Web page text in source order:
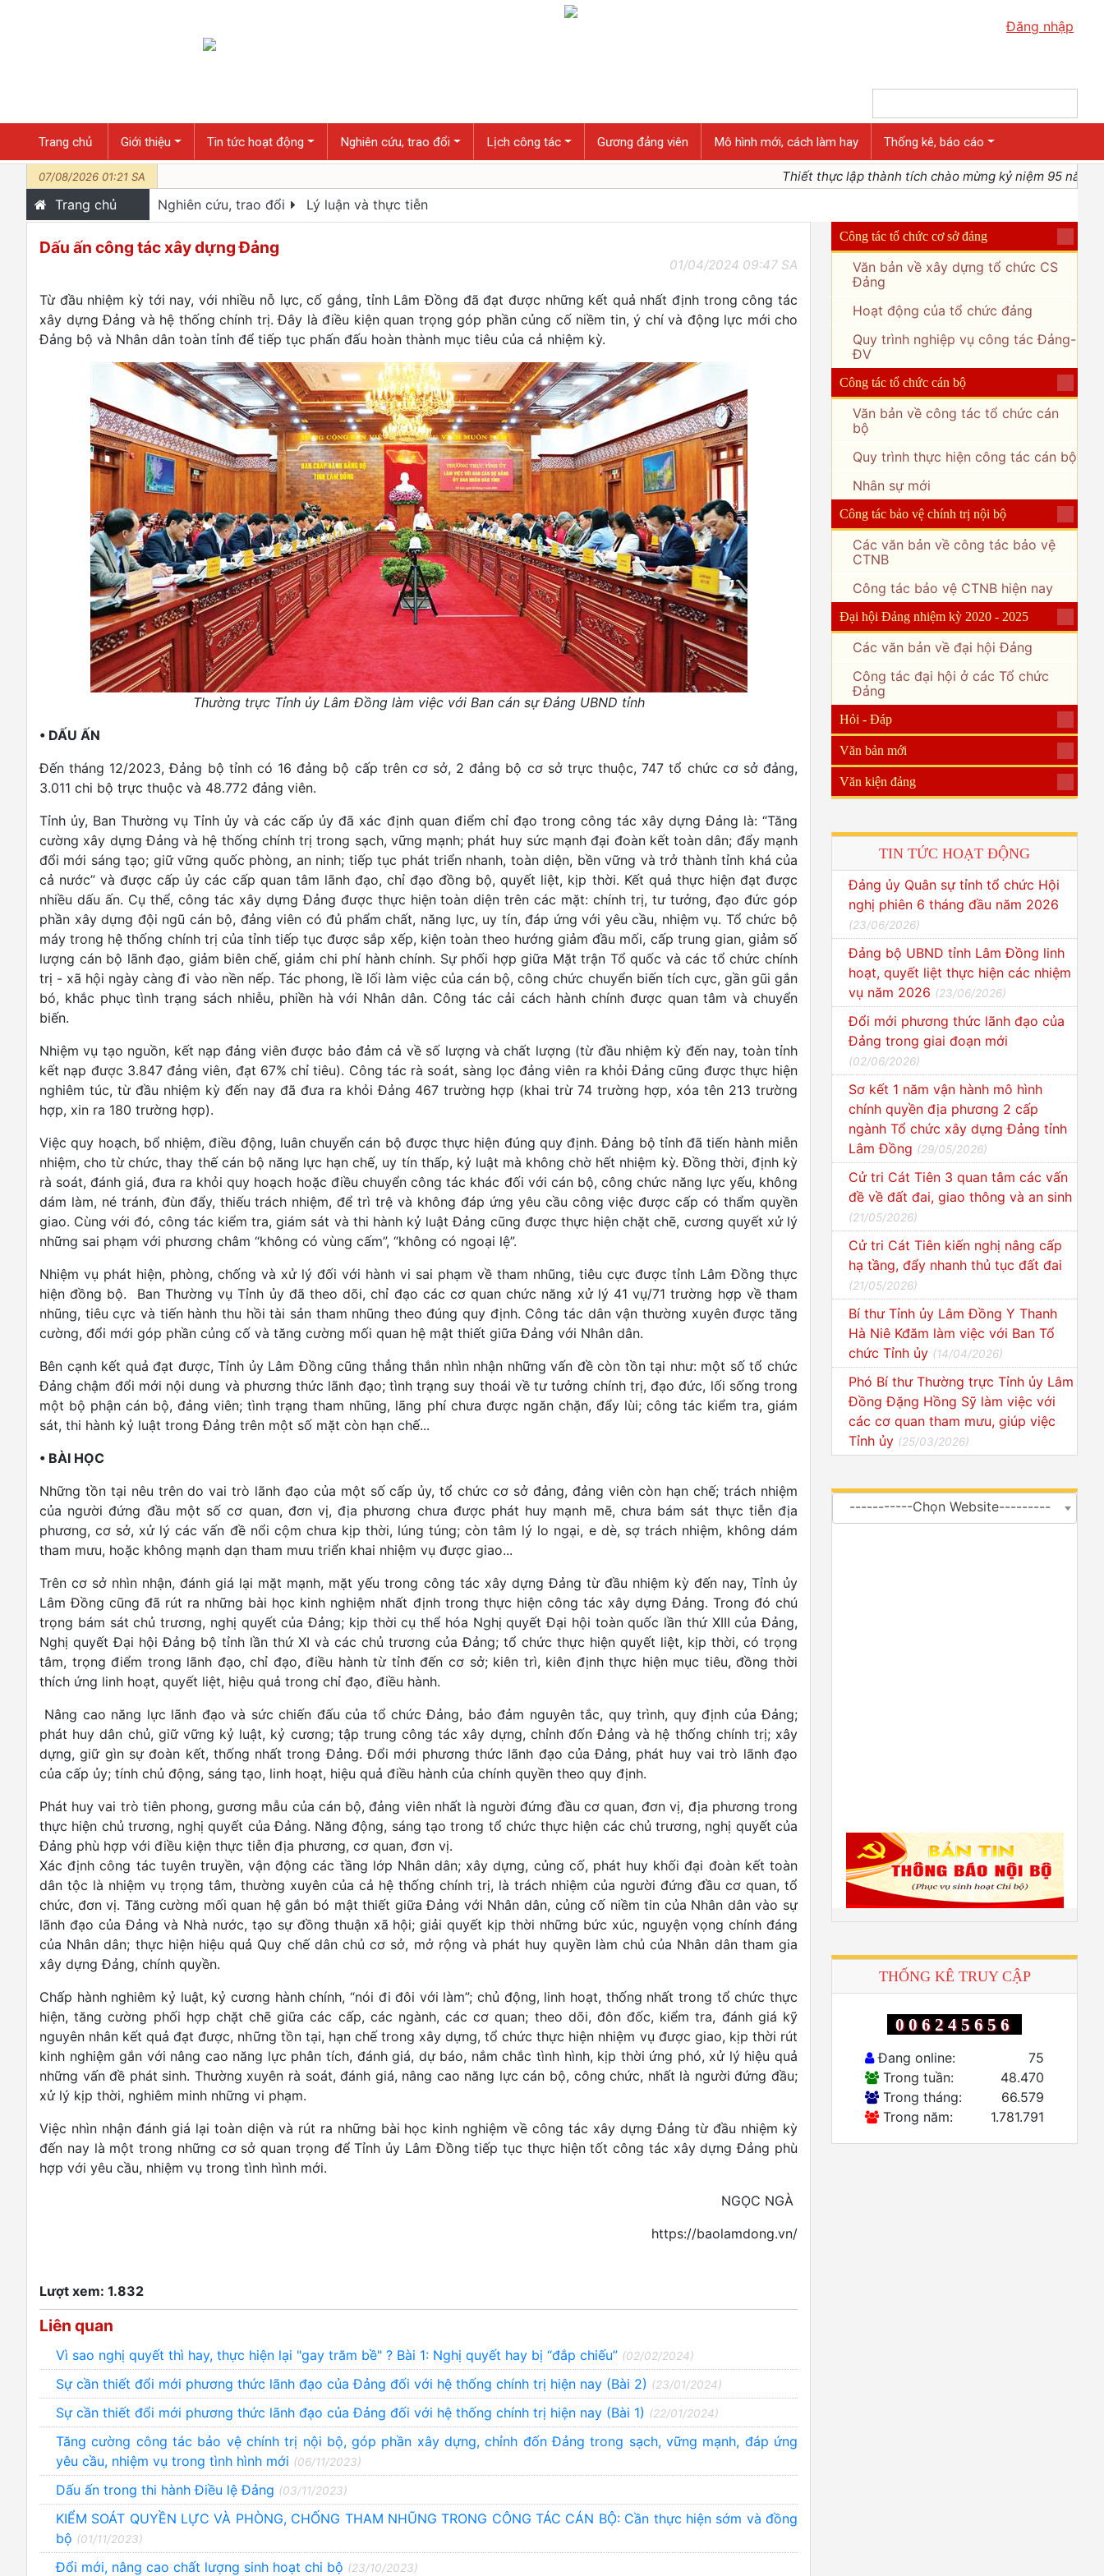
Đăng nhập
07/08/2026 01:21 SA
Trang chủ Giới thiệu Tin tức hoạt động Nghiên cứu, trao đổi Lịch công tác Gương đảng viên Mô hình mới, cách làm hay Thống kê, báo cáo
Thiết thực lập thành tích chào mừng kỷ niệm 95 năm
Trang chủ Nghiên cứu, trao đổi Lý luận và thực tiễn
Dấu ấn công tác xây dựng Đảng
01/04/2024 09:47 SA
Từ đầu nhiệm kỳ tới nay, với nhiều nỗ lực, cố gắng, tỉnh Lâm Đồng đã đạt được những kết quả nhất định trong công tác
xây dựng Đảng và hệ thống chính trị. Đây là điều kiện quan trọng góp phần củng cố niềm tin, ý chí và động lực mới cho
Đảng bộ và Nhân dân toàn tỉnh để tiếp tục phấn đấu hoàn thành mục tiêu của cả nhiệm kỳ.
Thường trực Tỉnh ủy Lâm Đồng làm việc với Ban cán sự Đảng UBND tỉnh
• DẤU ẤN
Đến tháng 12/2023, Đảng bộ tỉnh có 16 đảng bộ cấp trên cơ sở, 2 đảng bộ cơ sở trực thuộc, 747 tổ chức cơ sở đảng,
3.011 chi bộ trực thuộc và 48.772 đảng viên.
Tỉnh ủy, Ban Thường vụ Tỉnh ủy và các cấp ủy đã xác định quan điểm chỉ đạo trong công tác xây dựng Đảng là: “Tăng
cường xây dựng Đảng và hệ thống chính trị trong sạch, vững mạnh; phát huy sức mạnh đại đoàn kết toàn dân; đẩy mạnh
đổi mới sáng tạo; giữ vững quốc phòng, an ninh; tiếp tục phát triển nhanh, toàn diện, bền vững và trở thành tỉnh khá của
cả nước” và được cấp ủy các cấp quan tâm lãnh đạo, chỉ đạo đồng bộ, quyết liệt, kịp thời. Kết quả thực hiện đạt được
nhiều dấu ấn. Cụ thể, công tác xây dựng Đảng được thực hiện toàn diện trên các mặt: chính trị, tư tưởng, đạo đức góp
phần xây dựng đội ngũ cán bộ, đảng viên có đủ phẩm chất, năng lực, uy tín, đáp ứng với yêu cầu, nhiệm vụ. Tổ chức bộ
máy trong hệ thống chính trị của tỉnh tiếp tục được sắp xếp, kiện toàn theo hướng giảm đầu mối, cấp trung gian, giảm số
lượng cán bộ lãnh đạo, giảm biên chế, giảm chi phí hành chính. Sự phối hợp giữa Mặt trận Tổ quốc và các tổ chức chính
trị - xã hội ngày càng đi vào nền nếp. Tác phong, lề lối làm việc của cán bộ, công chức chuyển biến tích cực, gần gũi gắn
bó, khắc phục tình trạng sách nhiễu, phiền hà với Nhân dân. Công tác cải cách hành chính được quan tâm và chuyển
biến.
Nhiệm vụ tạo nguồn, kết nạp đảng viên được bảo đảm cả về số lượng và chất lượng (từ đầu nhiệm kỳ đến nay, toàn tỉnh
kết nạp được 3.847 đảng viên, đạt 67% chỉ tiêu). Công tác rà soát, sàng lọc đảng viên ra khỏi Đảng cũng được thực hiện
nghiêm túc, từ đầu nhiệm kỳ đến nay đã đưa ra khỏi Đảng 467 trường hợp (khai trừ 74 trường hợp, xóa tên 213 trường
hợp, xin ra 180 trường hợp).
Việc quy hoạch, bổ nhiệm, điều động, luân chuyển cán bộ được thực hiện đúng quy định. Đảng bộ tỉnh đã tiến hành miễn
nhiệm, cho từ chức, thay thế cán bộ năng lực hạn chế, uy tín thấp, kỷ luật mà không chờ hết nhiệm kỳ. Đồng thời, định kỳ
rà soát, đánh giá, đưa ra khỏi quy hoạch hoặc điều chuyển công tác khác đối với cán bộ, công chức năng lực yếu, không
dám làm, né tránh, đùn đẩy, thiếu trách nhiệm, để trì trệ và không đáp ứng yêu cầu công việc được cấp có thẩm quyền
giao. Cùng với đó, công tác kiểm tra, giám sát và thi hành kỷ luật Đảng cũng được thực hiện chặt chẽ, cương quyết xử lý
những sai phạm với phương châm “không có vùng cấm”, “không có ngoại lệ”.
Nhiệm vụ phát hiện, phòng, chống và xử lý đối với hành vi sai phạm về tham nhũng, tiêu cực được tỉnh Lâm Đồng thực
hiện đồng bộ. Ban Thường vụ Tỉnh ủy đã theo dõi, chỉ đạo các cơ quan chức năng xử lý 41 vụ/71 trường hợp về tham
nhũng, tiêu cực và tiến hành thu hồi tài sản tham nhũng theo đúng quy định. Công tác dân vận thường xuyên được tăng
cường, đổi mới góp phần củng cố và tăng cường mối quan hệ mật thiết giữa Đảng với Nhân dân.
Bên cạnh kết quả đạt được, Tỉnh ủy Lâm Đồng cũng thẳng thắn nhìn nhận những vấn đề còn tồn tại như: một số tổ chức
Đảng chậm đổi mới nội dung và phương thức lãnh đạo; tình trạng suy thoái về tư tưởng chính trị, đạo đức, lối sống trong
một bộ phận cán bộ, đảng viên; tình trạng tham nhũng, lãng phí chưa được ngăn chặn, đẩy lùi; công tác kiểm tra, giám
sát, thi hành kỷ luật trong Đảng trên một số mặt còn hạn chế...
• BÀI HỌC
Những tồn tại nêu trên do vai trò lãnh đạo của một số cấp ủy, tổ chức cơ sở đảng, đảng viên còn hạn chế; trách nhiệm
của người đứng đầu một số cơ quan, đơn vị, địa phương chưa được phát huy mạnh mẽ, chưa bám sát thực tiễn địa
phương, cơ sở, xử lý các vấn đề nổi cộm chưa kịp thời, lúng túng; còn tâm lý lo ngại, e dè, sợ trách nhiệm, không dám
tham mưu, hoặc không mạnh dạn tham mưu triển khai nhiệm vụ được giao...
Trên cơ sở nhìn nhận, đánh giá lại mặt mạnh, mặt yếu trong công tác xây dựng Đảng từ đầu nhiệm kỳ đến nay, Tỉnh ủy
Lâm Đồng cũng đã rút ra những bài học kinh nghiệm nhất định trong thực hiện công tác xây dựng Đảng. Trong đó chú
trọng bám sát chủ trương, nghị quyết của Đảng; kịp thời cụ thể hóa Nghị quyết Đại hội toàn quốc lần thứ XIII của Đảng,
Nghị quyết Đại hội Đảng bộ tỉnh lần thứ XI và các chủ trương của Đảng; tổ chức thực hiện quyết liệt, kịp thời, có trọng
tâm, trọng điểm trong lãnh đạo, chỉ đạo, điều hành từ tỉnh đến cơ sở; kiên trì, kiên định thực hiện mục tiêu, đồng thời
thích ứng linh hoạt, quyết liệt, hiệu quả trong chỉ đạo, điều hành.
Nâng cao năng lực lãnh đạo và sức chiến đấu của tổ chức Đảng, bảo đảm nguyên tắc, quy trình, quy định của Đảng;
phát huy dân chủ, giữ vững kỷ luật, kỷ cương; tập trung công tác xây dựng, chỉnh đốn Đảng và hệ thống chính trị; xây
dựng, giữ gìn sự đoàn kết, thống nhất trong Đảng. Đổi mới phương thức lãnh đạo của Đảng, phát huy vai trò lãnh đạo
của cấp ủy; tính chủ động, sáng tạo, linh hoạt, hiệu quả điều hành của chính quyền theo quy định.
Phát huy vai trò tiên phong, gương mẫu của cán bộ, đảng viên nhất là người đứng đầu cơ quan, đơn vị, địa phương trong
thực hiện chủ trương, nghị quyết của Đảng. Năng động, sáng tạo trong tổ chức thực hiện các chủ trương, nghị quyết của
Đảng phù hợp với điều kiện thực tiễn địa phương, cơ quan, đơn vị.
Xác định công tác tuyên truyền, vận động các tầng lớp Nhân dân; xây dựng, củng cố, phát huy khối đại đoàn kết toàn
dân tộc là nhiệm vụ trọng tâm, thường xuyên của cả hệ thống chính trị, là trách nhiệm của người đứng đầu cơ quan, tổ
chức, đơn vị. Tăng cường mối quan hệ gắn bó mật thiết giữa Đảng với Nhân dân, củng cố niềm tin của Nhân dân vào sự
lãnh đạo của Đảng và Nhà nước, tạo sự đồng thuận xã hội; giải quyết kịp thời những bức xúc, nguyện vọng chính đáng
của Nhân dân; thực hiện hiệu quả Quy chế dân chủ cơ sở, mở rộng và phát huy quyền làm chủ của Nhân dân tham gia
xây dựng Đảng, chính quyền.
Chấp hành nghiêm kỷ luật, kỷ cương hành chính, “nói đi đôi với làm”; chủ động, linh hoạt, thống nhất trong tổ chức thực
hiện, tăng cường phối hợp chặt chẽ giữa các cấp, các ngành, các cơ quan; theo dõi, đôn đốc, kiểm tra, đánh giá kỹ
nguyên nhân kết quả đạt được, những tồn tại, hạn chế trong xây dựng, tổ chức thực hiện nhiệm vụ được giao, kịp thời rút
kinh nghiệm gắn với nâng cao năng lực phân tích, đánh giá, dự báo, nắm chắc tình hình, kịp thời ứng phó, xử lý hiệu quả
những vấn đề phát sinh. Thường xuyên rà soát, đánh giá, nâng cao năng lực cán bộ, công chức, nhất là người đứng đầu;
xử lý kịp thời, nghiêm minh những vi phạm.
Việc nhìn nhận đánh giá lại toàn diện và rút ra những bài học kinh nghiệm về công tác xây dựng Đảng từ đầu nhiệm kỳ
đến nay là một trong những cơ sở quan trọng để Tỉnh ủy Lâm Đồng tiếp tục thực hiện tốt công tác xây dựng Đảng phù
hợp với yêu cầu, nhiệm vụ trong tình hình mới.
NGỌC NGÀ
https://baolamdong.vn/
Lượt xem: 1.832
Liên quan
Vì sao nghị quyết thì hay, thực hiện lại "gay trăm bề" ? Bài 1: Nghị quyết hay bị “đắp chiếu” (02/02/2024)
Sự cần thiết đổi mới phương thức lãnh đạo của Đảng đối với hệ thống chính trị hiện nay (Bài 2) (23/01/2024)
Sự cần thiết đổi mới phương thức lãnh đạo của Đảng đối với hệ thống chính trị hiện nay (Bài 1) (22/01/2024)
Tăng cường công tác bảo vệ chính trị nội bộ, góp phần xây dựng, chỉnh đốn Đảng trong sạch, vững mạnh, đáp ứng
yêu cầu, nhiệm vụ trong tình hình mới (06/11/2023)
Dấu ấn trong thi hành Điều lệ Đảng (03/11/2023)
KIỂM SOÁT QUYỀN LỰC VÀ PHÒNG, CHỐNG THAM NHŨNG TRONG CÔNG TÁC CÁN BỘ: Cần thực hiện sớm và đồng
bộ (01/11/2023)
Đổi mới, nâng cao chất lượng sinh hoạt chi bộ (23/10/2023)
Công tác tổ chức cơ sở đảng
Văn bản về xây dựng tổ chức CS
Đảng
Hoạt động của tổ chức đảng
Quy trình nghiệp vụ công tác Đảng-
ĐV
Công tác tổ chức cán bộ
Văn bản về công tác tổ chức cán
bộ
Quy trình thực hiện công tác cán bộ
Nhân sự mới
Công tác bảo vệ chính trị nội bộ
Các văn bản về công tác bảo vệ
CTNB
Công tác bảo vệ CTNB hiện nay
Đại hội Đảng nhiệm kỳ 2020 - 2025
Các văn bản về đại hội Đảng
Công tác đại hội ở các Tổ chức
Đảng
Hỏi - Đáp
Văn bản mới
Văn kiện đảng
TIN TỨC HOẠT ĐỘNG
Đảng ủy Quân sự tỉnh tổ chức Hội
nghị phiên 6 tháng đầu năm 2026
(23/06/2026)
Đảng bộ UBND tỉnh Lâm Đồng linh
hoạt, quyết liệt thực hiện các nhiệm
vụ năm 2026 (23/06/2026)
Đổi mới phương thức lãnh đạo của
Đảng trong giai đoạn mới
(02/06/2026)
Sơ kết 1 năm vận hành mô hình
chính quyền địa phương 2 cấp
ngành Tổ chức xây dựng Đảng tỉnh
Lâm Đồng (29/05/2026)
Cử tri Cát Tiên 3 quan tâm các vấn
đề về đất đai, giao thông và an sinh
(21/05/2026)
Cử tri Cát Tiên kiến nghị nâng cấp
hạ tầng, đẩy nhanh thủ tục đất đai
(21/05/2026)
Bí thư Tỉnh ủy Lâm Đồng Y Thanh
Hà Niê Kđăm làm việc với Ban Tổ
chức Tỉnh ủy (14/04/2026)
Phó Bí thư Thường trực Tỉnh ủy Lâm
Đồng Đặng Hồng Sỹ làm việc với
các cơ quan tham mưu, giúp việc
Tỉnh ủy (25/03/2026)
-----------Chọn Website---------
THỐNG KÊ TRUY CẬP
006245656
Đang online:
75
Trong tuần:
48.470
Trong tháng:
66.579
Trong năm:
1.781.791